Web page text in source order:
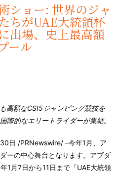
ショー: 世界のジャ
ちがUAE大統領杯
出場、史上最高額
ール
高額なCSI5 ジャンピング競技を
際的なエリートライダーが集結。
日 /PRNewswire/ –今年1月、ア
ーの中心舞台となります。アブダ
1月7日から11日まで「UAE大統領